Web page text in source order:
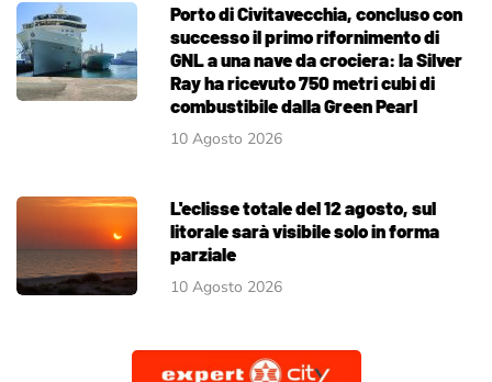
Porto di Civitavecchia, concluso con
successo il primo rifornimento di
GNL a una nave da crociera: la Silver
Ray ha ricevuto 750 metri cubi di
combustibile dalla Green Pearl
10 Agosto 2026
L'eclisse totale del 12 agosto, sul
litorale sarà visibile solo in forma
parziale
10 Agosto 2026